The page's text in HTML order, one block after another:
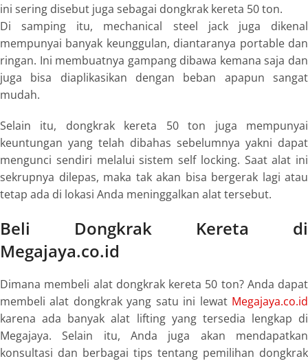
ini sering disebut juga sebagai dongkrak kereta 50 ton.
Di samping itu, mechanical steel jackjuga dikenal
mempunyai banyak keunggulan, diantaranya portabledan
ringan. Ini membuatnya gampang dibawa kemana saja dan
juga bisa diaplikasikan dengan beban apapun sangat
mudah.
Selain itu, dongkrak kereta 50 ton juga mempunyai
keuntungan yang telah dibahas sebelumnya yakni dapat
mengunci sendiri melalui sistem self locking. Saat alat ini
sekrupnya dilepas, maka tak akan bisa bergerak lagi atau
tetap ada di lokasi Anda meninggalkan alat tersebut.
Beli Dongkrak Kereta di
Megajaya.co.id
Dimana membeli alat dongkrak kereta 50 ton? Anda dapat
membeli alat dongkrak yang satu ini lewat Megajaya.co.id
karena ada banyak alat lifting yang tersedia lengkap di
Megajaya. Selain itu, Anda juga akan mendapatkan
konsultasi dan berbagai tips tentang pemilihan dongkrak